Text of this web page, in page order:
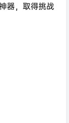
器，取得挑战